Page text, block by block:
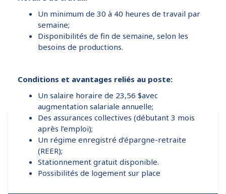
Un minimum de 30 à 40 heures de travail par
semaine;
Disponibilités de fin de semaine, selon les
besoins de productions.
Conditions et avantages reliés au poste:
Un salaire horaire de 23,56 $avec
augmentation salariale annuelle;
Des assurances collectives (débutant 3 mois
après l’emploi);
Un régime enregistré d’épargne-retraite
(REER);
Stationnement gratuit disponible.
Possibilités de logement sur place